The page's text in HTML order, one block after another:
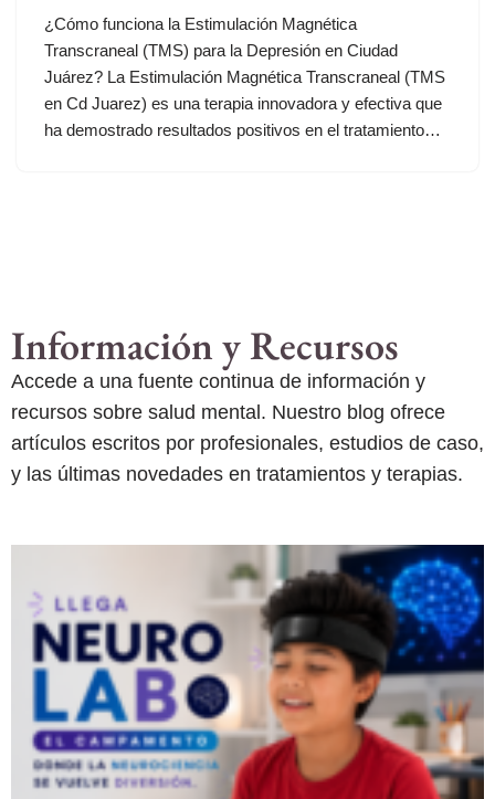
¿Cómo funciona la Estimulación Magnética
Transcraneal (TMS) para la Depresión en Ciudad
Juárez? La Estimulación Magnética Transcraneal (TMS
en Cd Juarez) es una terapia innovadora y efectiva que
ha demostrado resultados positivos en el tratamiento…
Información y Recursos
Accede a una fuente continua de información y
recursos sobre salud mental. Nuestro blog ofrece
artículos escritos por profesionales, estudios de caso,
y las últimas novedades en tratamientos y terapias.